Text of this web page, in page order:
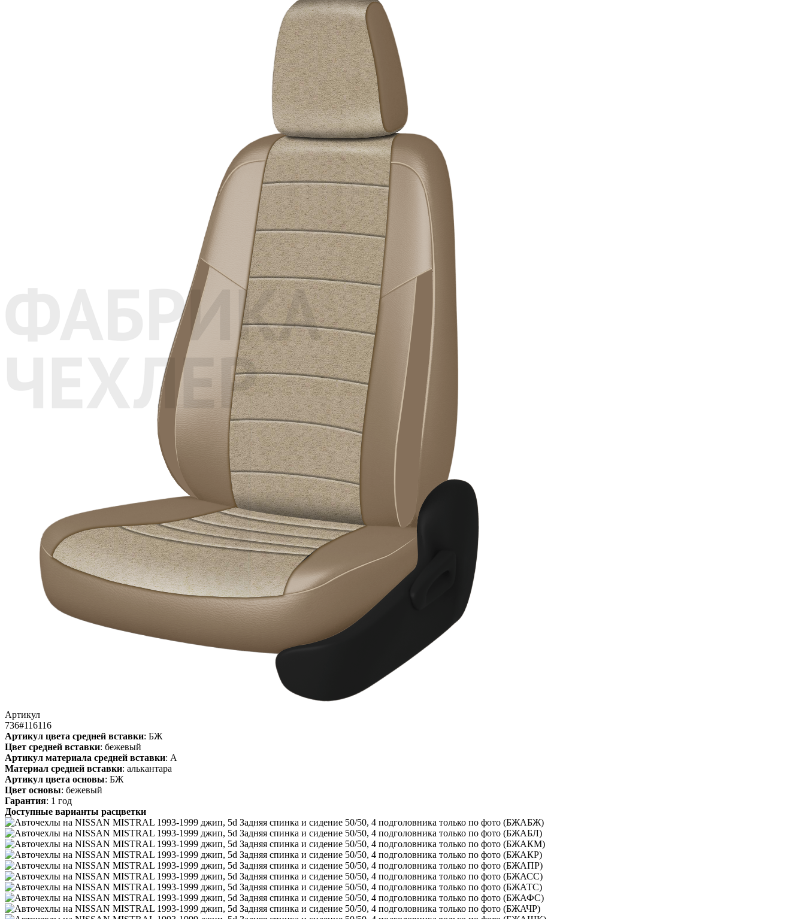
Артикул
736#116116
Артикул цвета средней вставки: БЖ
Цвет средней вставки: бежевый
Артикул материала средней вставки: А
Материал средней вставки: алькантара
Артикул цвета основы: БЖ
Цвет основы: бежевый
Гарантия: 1 год
Доступные варианты расцветки